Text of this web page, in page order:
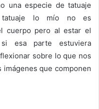
una especie de tatuaje
tatuaje lo mío no es
cuerpo pero al estar el
esa parte estuviera
sobre lo que nos
imágenes que componen